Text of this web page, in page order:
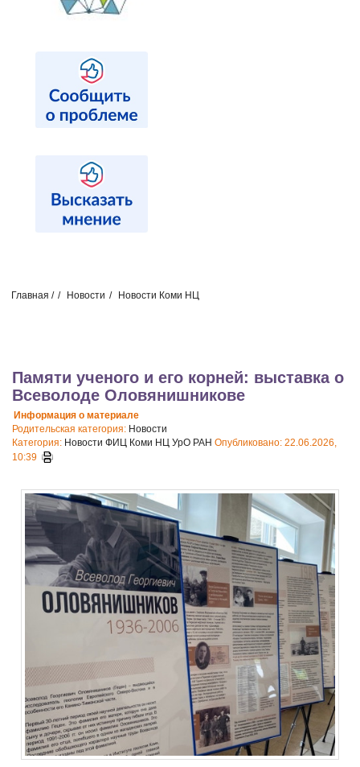
Главная / Новости Новости Коми НЦ
Памяти ученого и его корней: выставка о
Всеволоде Оловянишникове
Информация о материале
Родительская категория: Новости
Категория: Новости ФИЦ Коми НЦ УрО РАН Опубликовано: 22.06.2026,
10:39